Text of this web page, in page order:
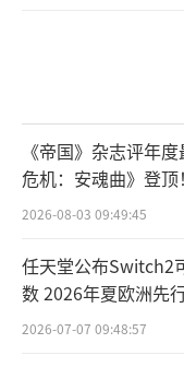
《帝国》杂志评年
危机：安魂曲》登顶！
2026-08-03 09:49:45
任天堂公布Switch2
数 2026年夏欧洲先
2026-07-07 09:48:57